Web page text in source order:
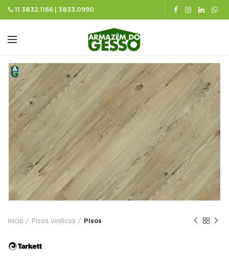
11 3832.1166 | 3833.0990
Início Pisos Vinílicos Pisos